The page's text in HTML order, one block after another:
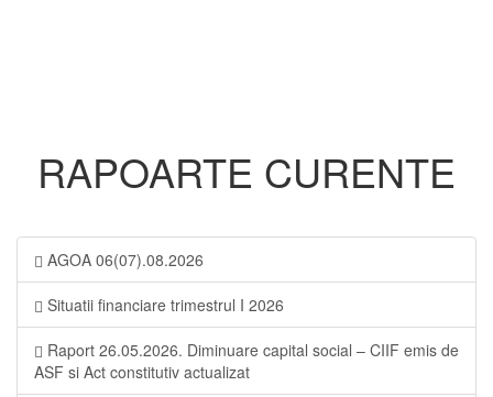
RAPOARTE CURENTE
AGOA 06(07).08.2026
Situatii financiare trimestrul I 2026
Raport 26.05.2026. Diminuare capital social – CIIF emis de
ASF si Act constitutiv actualizat